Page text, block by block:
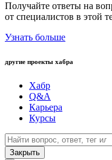
Получайте ответы на
от специалистов в этой
Узнать больше
другие проекты хабра
Хабр
Q&A
Карьера
Курсы
Закрыть